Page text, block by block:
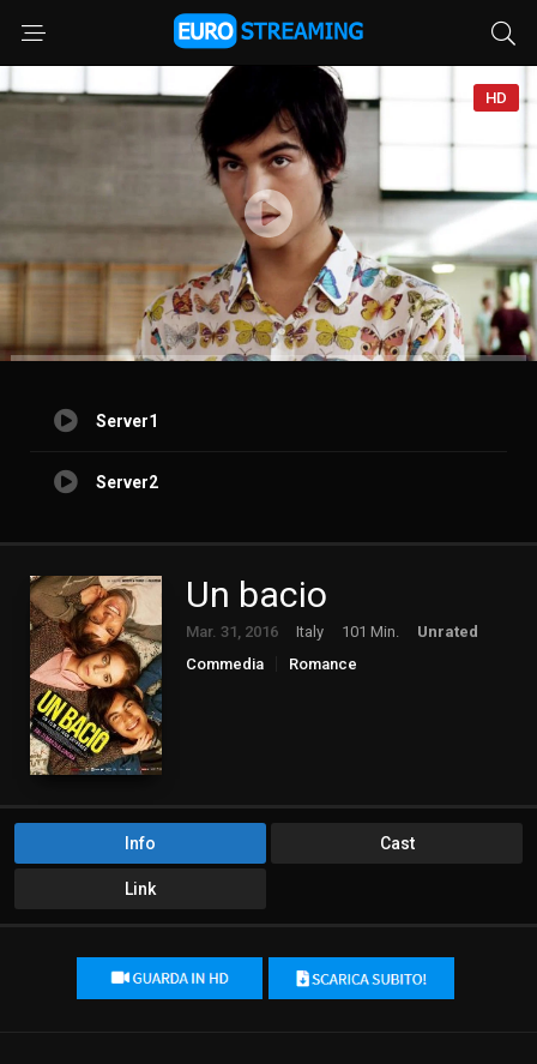
HD
Server1
Server2
Un bacio
Mar. 31, 2016 Italy 101 Min.
Unrated
Commedia
Romance
Info Cast
Link